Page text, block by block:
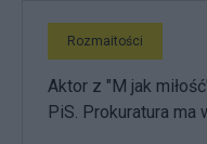
Rozmaitości
Aktor z "M jak
PiS. Prokuratura ma